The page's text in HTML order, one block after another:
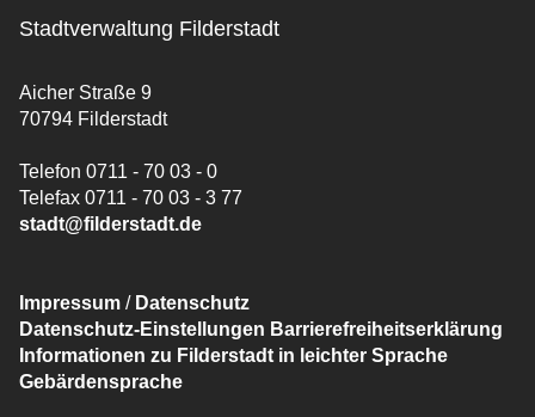
Stadtverwaltung Filderstadt
Aicher Straße 9
70794 Filderstadt
Telefon 0711 - 70 03 - 0
Telefax 0711 - 70 03 - 3 77
stadt@filderstadt.de
Impressum / Datenschutz
Datenschutz-Einstellungen Barrierefreiheitserklärung
Informationen zu Filderstadt in leichter Sprache
Gebärdensprache